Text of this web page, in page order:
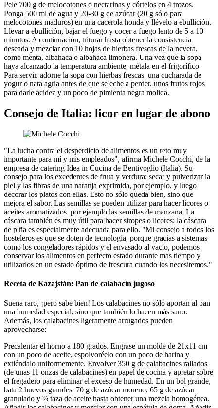
Pele 700 g de melocotones o nectarinas y córtelos en 4 trozos.
Ponga 500 ml de agua y 20-30 g de azúcar (20 g sólo para
melocotones maduros) en una cacerola honda y llévelo a ebullición.
Llevar a ebullición, bajar el fuego y cocer a fuego lento de 5 a 10
minutos. A continuación, triturar hasta obtener la consistencia
deseada y mezclar con 10 hojas de hierbas frescas de la nevera,
como menta, albahaca o albahaca limonera. Una vez que la sopa
haya alcanzado la temperatura ambiente, métala en el frigorífico.
Para servir, adorne la sopa con hierbas frescas, una cucharada de
yogur o nata agria antes de que se eche a perder, unos frutos rojos
para darle acidez y un poco de pimienta negra molida.
Consejo de Italia: licor en lugar de abono
"La lucha contra el desperdicio de alimentos es un reto muy
importante para mí y mis empleados", afirma Michele Cocchi, de la
empresa de catering Idea in Cucina de Bentivoglio (Italia). Su
consejo para los excedentes de fruta y verdura: secar y pulverizar la
piel y las fibras de una naranja exprimida, por ejemplo, y luego
decorar los platos con ellas. Esto no sólo queda bien, sino que
mejora el sabor. Las semillas se pueden utilizar para hacer licores o
aceites aromatizados, por ejemplo las semillas de manzana. La
cáscara también es muy útil para hacer siropes o licores; la cáscara
de piña es especialmente adecuada para ello. "Mi consejo a todos los
hosteleros es que se doten de tecnología, porque gracias a sistemas
como los congeladores rápidos y el envasado al vacío, podemos
conservar los alimentos en perfecto estado durante más tiempo y
utilizarlos en un estado óptimo de frescura cuando los necesitemos."
Receta de Kazajstán: Pan de calabacín jugoso
Suena raro, ¡pero sabe bien! Los calabacines no sólo aportan al pan
una humedad especial, sino que también lo hacen más sano.
Además, los calabacines ligeramente arrugados pueden
aprovecharse:
Precalentar el horno a 180 grados. Engrase un molde de 21x11 cm
con un poco de aceite, espolvoréelo con un poco de harina y
extiéndalo uniformemente. Envolver 350 g de calabacines rallados
(de unas 11 onzas de calabacines) en papel de cocina y apretar sobre
el fregadero para eliminar el exceso de humedad. En un bol grande,
bata 2 huevos grandes, 70 g de azúcar moreno, 65 g de azúcar
granulado y ⅔ taza de aceite hasta obtener una mezcla homogénea.